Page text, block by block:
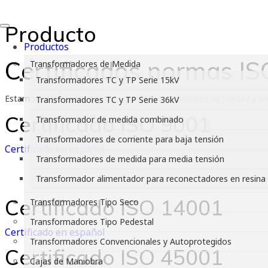
Productos
Transformadores de Medida
Transformadores TC y TP Serie 15kV
Transformadores TC y TP Serie 36kV
Transformador de medida combinado
Transformadores de corriente para baja tensión
Transformadores de medida para media tensión
Transformador alimentador para reconectadores en resina
Transformadores Tipo Seco
Transformadores Tipo Pedestal
Transformadores Convencionales y Autoprotegidos
Cajas de Maniobra
Producto
Certificados normas
Estamos certificados bajo los más altos estándares de calidad y
Certificado ISO 9001
Certificado en español
Certificado ISO 14001
Certificado en español
Certificado ISO 45001